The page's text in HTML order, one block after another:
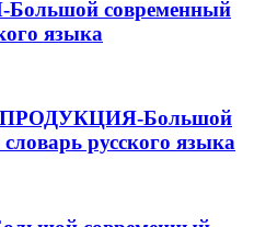
современный
языка
Большой
русского языка